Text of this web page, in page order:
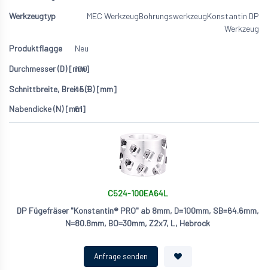
MEC WerkzeugBohrungswerkzeugKonstantin DP
Werkzeug
Neu
100
45.5
61
C524-100EA64L
DP Fügefräser "Konstantin® PRO" ab 8mm, D=100mm, SB=64.6mm,
N=80.8mm, BO=30mm, Z2x7, L, Hebrock